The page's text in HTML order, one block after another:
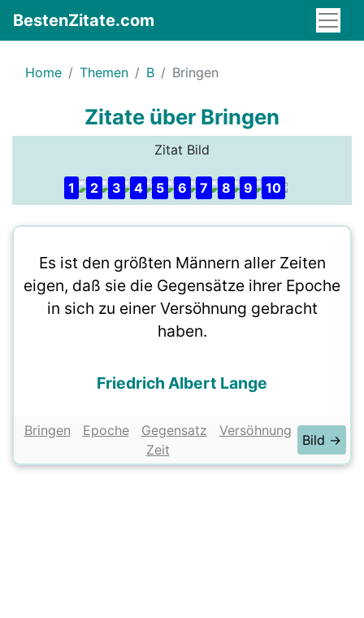
BestenZitate.com
Home Themen B Bringen
Zitate über Bringen
Zitat Bild
1 2 3 4 5 6 7 8 9 10
Es ist den größten Männern aller Zeiten
eigen, daß sie die Gegensätze ihrer Epoche
in sich zu einer Versöhnung gebracht
haben.
Friedrich Albert Lange
Bringen Epoche Gegensatz
Versöhnung
Zeit
Bild →